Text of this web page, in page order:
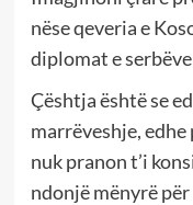
nëse qeveria e
diplomat e
Çështja është se
marrëveshje, edhe
nuk pranon t’i
ndonjë mënyrë për